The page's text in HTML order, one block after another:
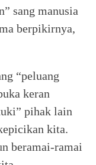
sang manusia
berpikirnya,
“peluang
keran
pihak lain
kita.
beramai-ramai